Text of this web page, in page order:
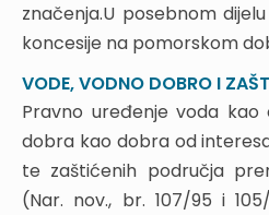
8.3. PRIJEDLOG
RJEŠENJE SUDA
8.4. UKIDANJE STATUSA
OD LOKALNE SAMOUPRAVE
8.5. ISTI SLUČAJ – NA DVA
8.6. RJEŠAVANJE
DEKLARATORNOM TUŽBOM
8.7. ŠTO S OVIM UPISOM
značenja.U posebnom
koncesije na pomorskom
VODE, VODNO DOBRO I
Pravno uređenje voda
dobra kao dobra od
te zaštićenih područja
(Nar. nov., br. 107/95 i